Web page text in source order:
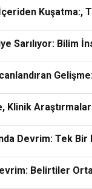
Kuşatma:,
Sarılıyor: Bilim
Devrim: Tek
Belirtiler